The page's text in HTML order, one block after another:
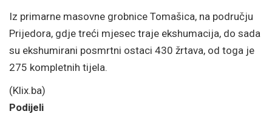
Iz primarne masovne grobnice Tomašica, na području
Prijedora, gdje treći mjesec traje ekshumacija, do sada
su ekshumirani posmrtni ostaci 430 žrtava, od toga je
275 kompletnih tijela.
(Klix.ba)
Podijeli